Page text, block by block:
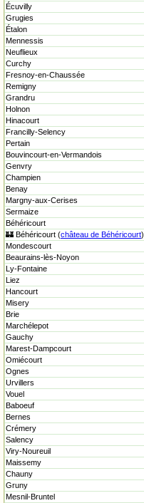
Écuvilly
Grugies
Étalon
Mennessis
Neuflieux
Curchy
Fresnoy-en-Chaussée
Remigny
Grandru
Holnon
Hinacourt
Francilly-Selency
Pertain
Bouvincourt-en-Vermandois
Genvry
Champien
Benay
Margny-aux-Cerises
Sermaize
Béhéricourt
🏰 Béhéricourt (château de Béhéricourt)
Mondescourt
Beaurains-lès-Noyon
Ly-Fontaine
Liez
Hancourt
Misery
Brie
Marchélepot
Gauchy
Marest-Dampcourt
Omiécourt
Ognes
Urvillers
Vouel
Baboeuf
Bernes
Crémery
Salency
Viry-Noureuil
Maissemy
Chauny
Gruny
Mesnil-Bruntel